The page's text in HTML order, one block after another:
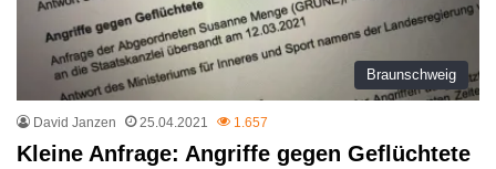
Braunschweig
David Janzen 25.04.2021 1.657
Kleine Anfrage: Angriffe gegen Geflüchtete